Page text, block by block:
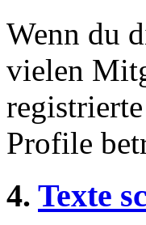
Wenn du
vielen
Profile
4. Texte